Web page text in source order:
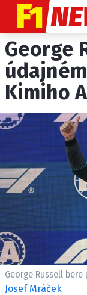
George
Kimiho
George Russell
Josef Mráček